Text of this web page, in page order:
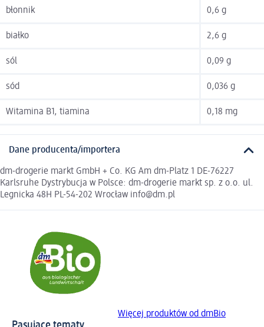
błonnik 0,6 g
białko 2,6 g
sól 0,09 g
sód 0,036 g
Witamina B1, tiamina 0,18 mg
Dane producenta/importera
dm-drogerie markt GmbH + Co. KG Am dm-Platz 1 DE-76227
Karlsruhe Dystrybucja w Polsce: dm-drogerie markt sp. z o.o. ul.
Legnicka 48H PL-54-202 Wrocław info@dm.pl
Więcej produktów od dmBio